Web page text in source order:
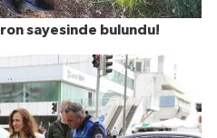
sayesinde bulundu!